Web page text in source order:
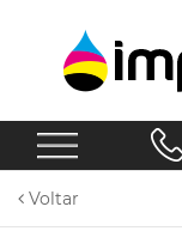
Voltar